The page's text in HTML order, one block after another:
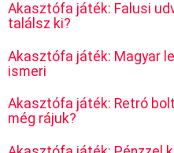
Akasztófa játék: Falusi
találsz ki?
Akasztófa játék: Magyar
ismeri
Akasztófa játék: Retró
még rájuk?